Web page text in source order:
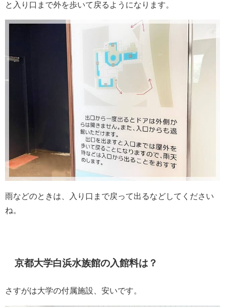
と入り口まで外を歩いて戻るようになります。
雨などのときは、入り口まで戻って出るなどしてください
ね。
京都大学白浜水族館の入館料は？
さすがは大学の付属施設、安いです。